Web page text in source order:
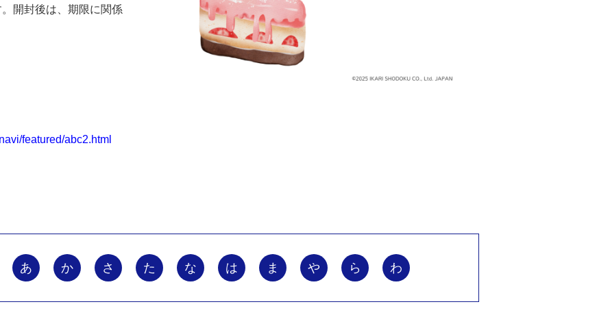
開封後は、期限に関係
featured/abc2.html
あ か さ た な は ま や ら わ